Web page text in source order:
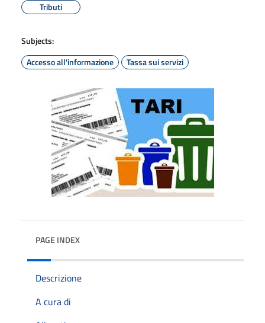
Tributi
Subjects:
Accesso all'informazione
Tassa sui servizi
PAGE INDEX
Descrizione
A cura di